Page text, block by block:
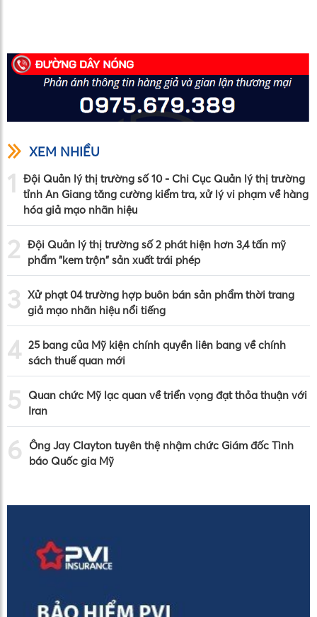
XEM NHIỀU
1
Đội Quản lý thị trường số 10 - Chi Cục Quản lý thị trường
tỉnh An Giang tăng cường kiểm tra, xử lý vi phạm về hàng
hóa giả mạo nhãn hiệu
2 Đội Quản lý thị trường số 2 phát hiện hơn 3,4 tấn mỹ
phẩm "kem trộn" sản xuất trái phép
3 Xử phạt 04 trường hợp buôn bán sản phẩm thời trang
giả mạo nhãn hiệu nổi tiếng
4 25 bang của Mỹ kiện chính quyền liên bang về chính
sách thuế quan mới
5
Quan chức Mỹ lạc quan về triển vọng đạt thỏa thuận với
Iran
6
Ông Jay Clayton tuyên thệ nhậm chức Giám đốc Tình
báo Quốc gia Mỹ